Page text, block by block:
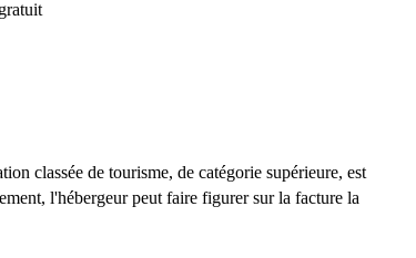
classée de tourisme, de catégorie supérieure, est
l'hébergeur peut faire figurer sur la facture la